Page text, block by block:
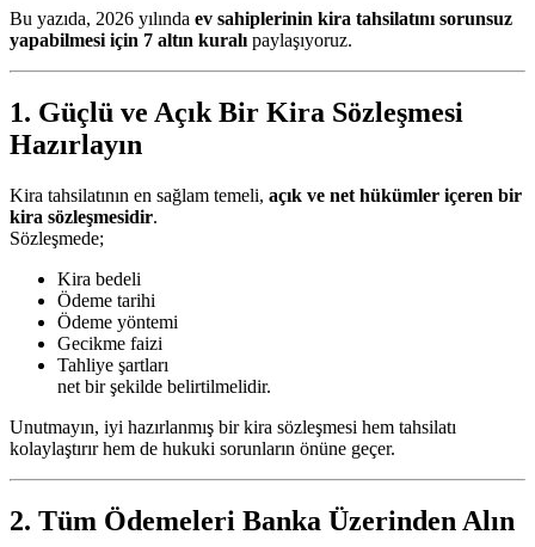
Bu yazıda, 2026 yılında ev sahiplerinin kira tahsilatını sorunsuz
yapabilmesi için 7 altın kuralı paylaşıyoruz.
1. Güçlü ve Açık Bir Kira Sözleşmesi
Hazırlayın
Kira tahsilatının en sağlam temeli, açık ve net hükümler içeren bir
kira sözleşmesidir.
Sözleşmede;
Kira bedeli
Ödeme tarihi
Ödeme yöntemi
Gecikme faizi
Tahliye şartları
net bir şekilde belirtilmelidir.
Unutmayın, iyi hazırlanmış bir kira sözleşmesi hem tahsilatı
kolaylaştırır hem de hukuki sorunların önüne geçer.
2. Tüm Ödemeleri Banka Üzerinden Alın